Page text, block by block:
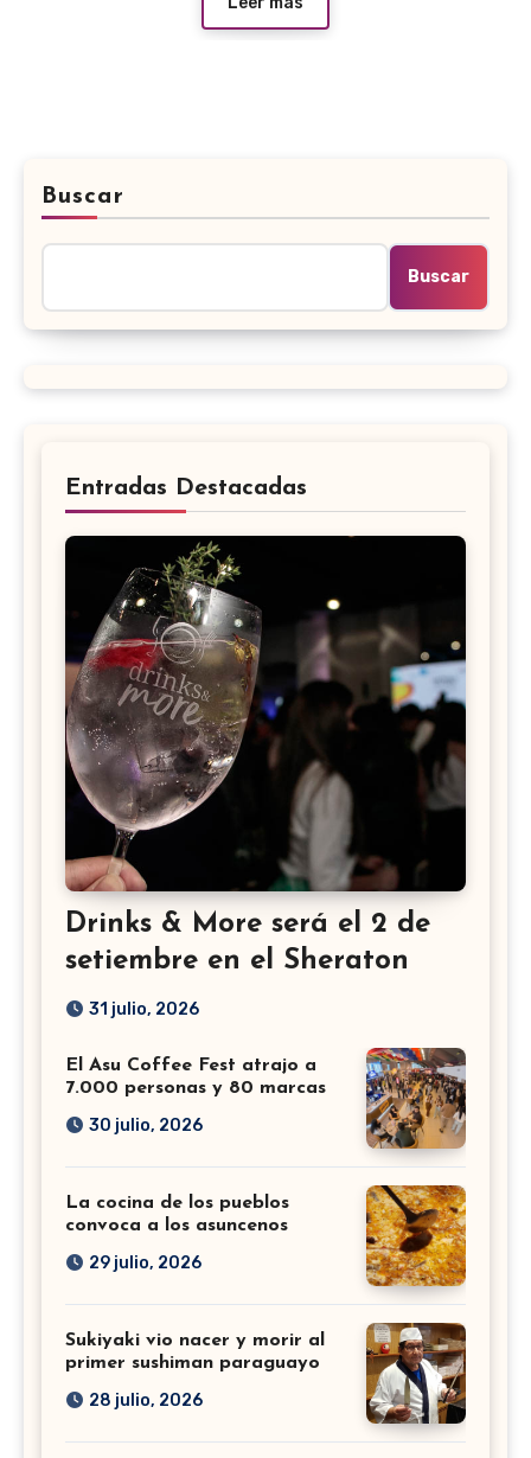
Buscar
Buscar
Entradas Destacadas
Drinks & More será el 2 de
setiembre en el Sheraton
31 julio, 2026
El Asu Coffee Fest atrajo a
7.000 personas y 80 marcas
30 julio, 2026
La cocina de los pueblos
convoca a los asuncenos
29 julio, 2026
Sukiyaki vio nacer y morir al
primer sushiman paraguayo
28 julio, 2026